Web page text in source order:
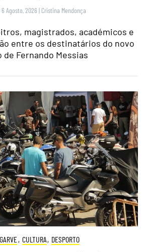
Agosto, 2026 | Cristina Mendonça
magistrados, académicos e
entre os destinatários do novo
de Fernando Messias
, CULTURA, DESPORTO